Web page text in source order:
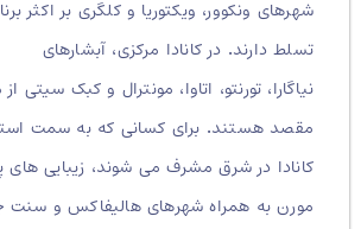
شهرهای ونکوور، ویکتوریا و کلگری بر اکثر
تسلط دارند .در کانادا مرکزی، آبشارهای
نیاگارا، تورنتو، اتاوا، مونترال و کبک سیتی از
مقصد هستند.برای کسانی که به سمت استان
کانادا در شرق مشرف می شوند، زیبایی های
مورن به همراه شهرهای هالیفاکس و سنت